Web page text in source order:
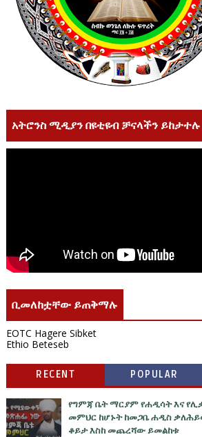
አትሮንስ ሚዲያን በዩቲዩብ ቻናላችን ይከታተሉ
ቢመለከቷቸው ይጠቅማሉ
EOTC Hagere Sibket
Ethio Beteseb
RECENT POPULAR
የግምጃ ቤት ማርያም የሐዲሳት እና
መምህር ከሆኑት ከመጋቤ ሐዲስ
ቆይታ እስከ መጨረሻው ይመልከቱ